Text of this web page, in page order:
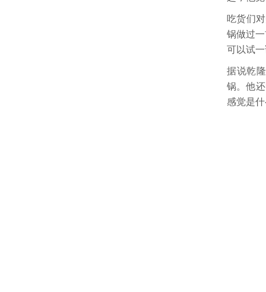
吃货们
锅做过
可以试
据说乾
锅。他
感觉是